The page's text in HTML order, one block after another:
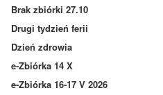
Brak zbiórki 27.10
Drugi tydzień ferii
Dzień zdrowia
e-Zbiórka 14 X
e-Zbiórka 16-17 V 2026